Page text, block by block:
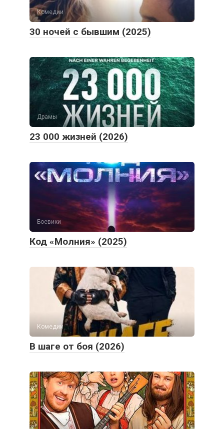
Комедии
30 ночей с бывшим (2025)
Драмы
23 000 жизней (2026)
Боевики
Код «Молния» (2025)
Комедии
В шаге от боя (2026)